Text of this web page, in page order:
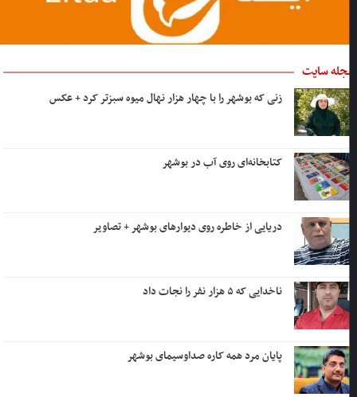
سایت
زنی که بوشهر را با چهار هزار نهال میوه سبزتر کرد + عکس
کتابخانه‌ای روی آب در بوشهر
دریایی از خاطره روی دیوارهای بوشهر + تصاویر
ناخدایی که ۵ هزار نفر را نجات داد
پایان مرد همه کاره صداوسیمای بوشهر